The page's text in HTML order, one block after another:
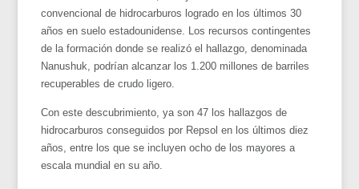
convencional de hidrocarburos logrado en los últimos 30
años en suelo estadounidense. Los recursos contingentes
de la formación donde se realizó el hallazgo, denominada
Nanushuk, podrían alcanzar los 1.200 millones de barriles
recuperables de crudo ligero.
Con este descubrimiento, ya son 47 los hallazgos de
hidrocarburos conseguidos por Repsol en los últimos diez
años, entre los que se incluyen ocho de los mayores a
escala mundial en su año.